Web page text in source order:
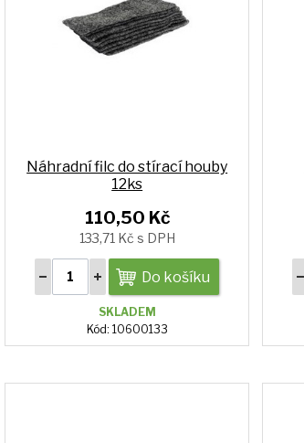
Náhradní filc do stírací houby
12ks
110,50 Kč
133,71 Kč s DPH
Do košíku
SKLADEM
Kód: 10600133